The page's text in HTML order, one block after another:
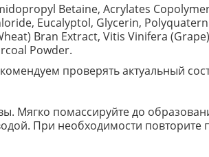
Betaine, Acrylates
Eucalyptol, Glycerin,
Bran Extract, Vitis Vinifera
Powder.
проверять актуальный
Мягко помассируйте до
При необходимости повторите